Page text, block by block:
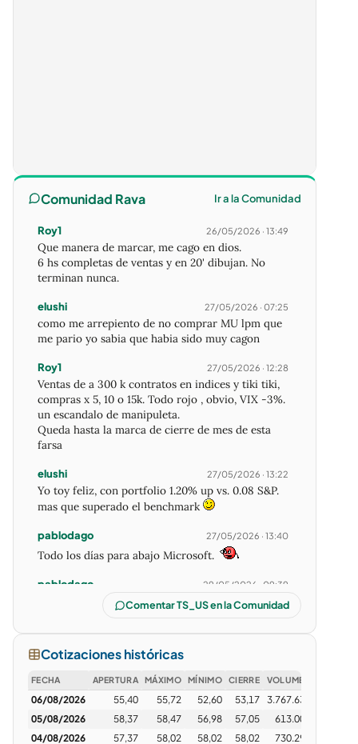
Comunidad Rava Ir a la Comunidad
Roy1 26/05/2026 · 13:49
Que manera de marcar, me cago en dios.
6 hs completas de ventas y en 20' dibujan. No
terminan nunca.
elushi 27/05/2026 · 07:25
como me arrepiento de no comprar MU lpm que
me pario yo sabia que habia sido muy cagon
Roy1 27/05/2026 · 12:28
Ventas de a 300 k contratos en indices y tiki tiki,
compras x 5, 10 o 15k. Todo rojo , obvio, VIX -3%.
un escandalo de manipuleta.
Queda hasta la marca de cierre de mes de esta
farsa
elushi 27/05/2026 · 13:22
Yo toy feliz, con portfolio 1.20% up vs. 0.08 S&P.
mas que superado el benchmark
pablodago 27/05/2026 · 13:40
Todo los días para abajo Microsoft.
pablodago 29/05/2026 · 09:39
Siempre le tuve fé a Mícrosoft!!!
Vela numero 40 del SPY operando menos de 50M.
Las ultimas 7 menos de 30M
elushi 29/05/2026 · 14:28
Comentar TS_US en la Comunidad
Cotizaciones históricas
FECHA APERTURA MÁXIMO MÍNIMO CIERRE VOLUMEN
06/08/2026 55,40 55,72 52,60 53,17 3.767.639
05/08/2026
58,37 58,47 56,98 57,05
613.002
04/08/2026
57,37 58,02 58,02 58,02
730.290